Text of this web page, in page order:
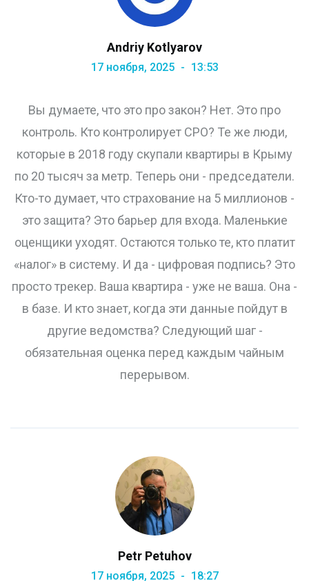
Andriy Kotlyarov
17 ноября, 2025 13:53
Вы думаете, что это про закон? Нет. Это про
контроль. Кто контролирует СРО? Те же люди,
которые в 2018 году скупали квартиры в Крыму
по 20 тысяч за метр. Теперь они - председатели.
Кто-то думает, что страхование на 5 миллионов -
это защита? Это барьер для входа. Маленькие
оценщики уходят. Остаются только те, кто платит
«налог» в систему. И да - цифровая подпись? Это
просто трекер. Ваша квартира - уже не ваша. Она -
в базе. И кто знает, когда эти данные пойдут в
другие ведомства? Следующий шаг -
обязательная оценка перед каждым чайным
перерывом.
Petr Petuhov
17 ноября, 2025 18:27